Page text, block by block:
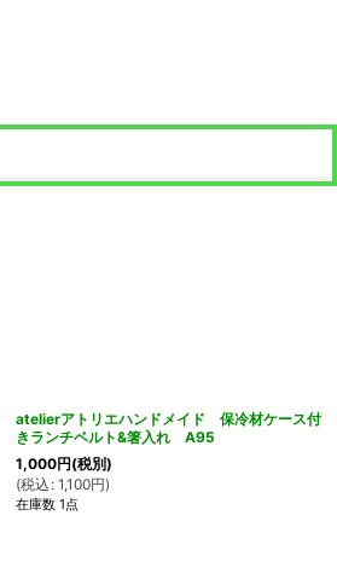
atelierアトリエハンドメイド 保冷材ケース付
きランチベルト&箸入れ A95
1,000円(税別)
(税込 : 1,100円)
在庫数 1点